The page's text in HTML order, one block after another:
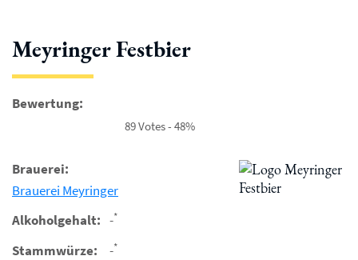
Meyringer Festbier
Bewertung:
89 Votes - 48%
Brauerei:
Brauerei Meyringer
Alkoholgehalt: -*
Stammwürze: -*